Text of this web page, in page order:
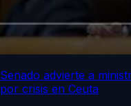
Senado advierte a
por crisis en Ceuta